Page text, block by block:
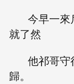
今早一來
就了然
他祁哥守
歸。